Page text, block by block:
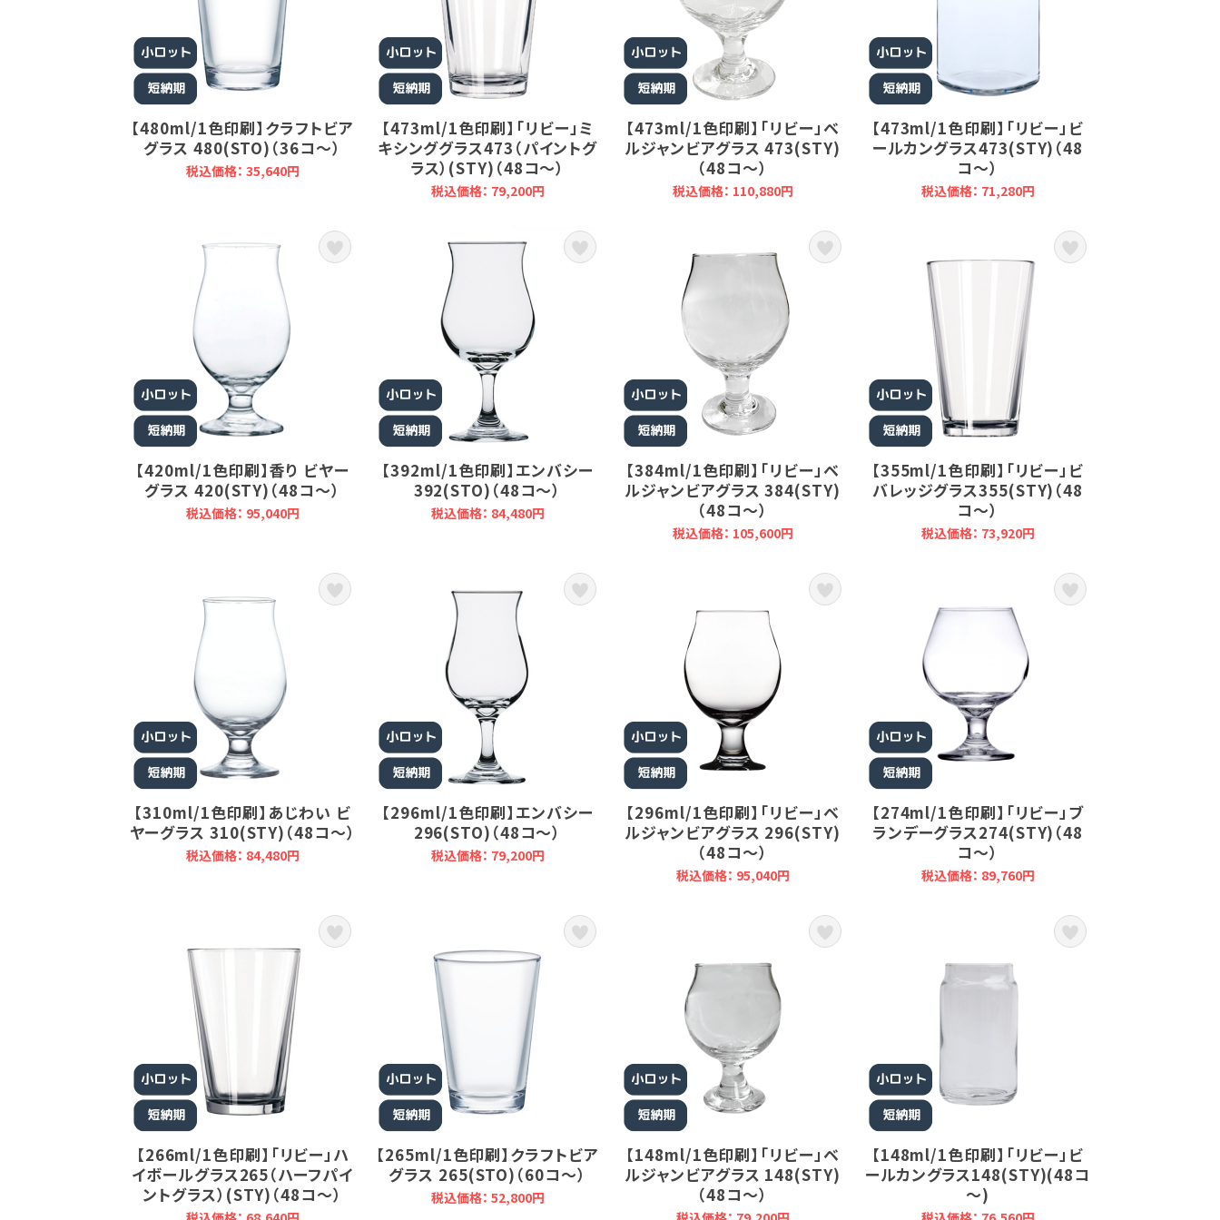
【480ml/1色印刷】クラフトビア
グラス 480(STO)（36コ～）
税込価格： 35,640円
【473ml/1色印刷】「リビー」ミ
キシンググラス473（パイントグ
ラス）(STY)（48コ～）
税込価格： 79,200円
【473ml/1色印刷】「リビー」ベ
ルジャンビアグラス 473(STY)
（48コ～）
税込価格： 110,880円
【473ml/1色印刷】「リビー」ビ
ールカングラス473(STY)（48
コ～）
税込価格： 71,280円
【420ml/1色印刷】香り ビヤー
グラス 420(STY)（48コ～）
税込価格： 95,040円
【392ml/1色印刷】エンバシー
392(STO)（48コ～）
税込価格： 84,480円
【384ml/1色印刷】「リビー」ベ
ルジャンビアグラス 384(STY)
（48コ～）
税込価格： 105,600円
【355ml/1色印刷】「リビー」ビ
バレッジグラス355(STY)（48
コ～）
税込価格： 73,920円
【310ml/1色印刷】あじわい ビ
ヤーグラス 310(STY)（48コ～）
税込価格： 84,480円
【296ml/1色印刷】エンバシー
296(STO)（48コ～）
税込価格： 79,200円
【296ml/1色印刷】「リビー」ベ
ルジャンビアグラス 296(STY)
（48コ～）
税込価格： 95,040円
【274ml/1色印刷】「リビー」ブ
ランデーグラス274(STY)（48
コ～）
税込価格： 89,760円
【266ml/1色印刷】「リビー」ハ
イボールグラス265（ハーフパイ
ントグラス）(STY)（48コ～）
【265ml/1色印刷】クラフトビア
グラス 265(STO)（60コ～）
税込価格： 52,800円
【148ml/1色印刷】「リビー」ベ
ルジャンビアグラス 148(STY)
（48コ～）
【148ml/1色印刷】「リビー」ビ
ールカングラス148(STY)(48コ
～)